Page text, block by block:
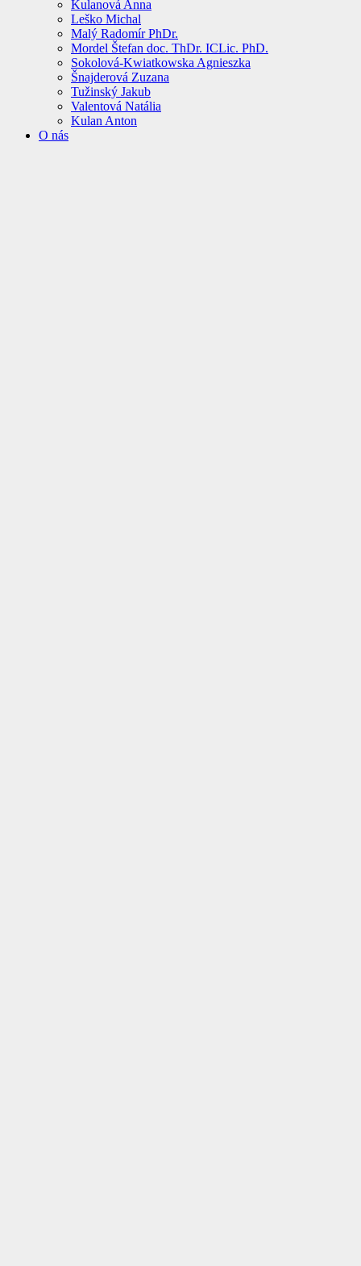
Kulanová Anna
Leško Michal
Malý Radomír PhDr.
Mordel Štefan doc. ThDr. ICLic. PhD.
Sokolová-Kwiatkowska Agnieszka
Šnajderová Zuzana
Tužinský Jakub
Valentová Natália
Kulan Anton
O nás